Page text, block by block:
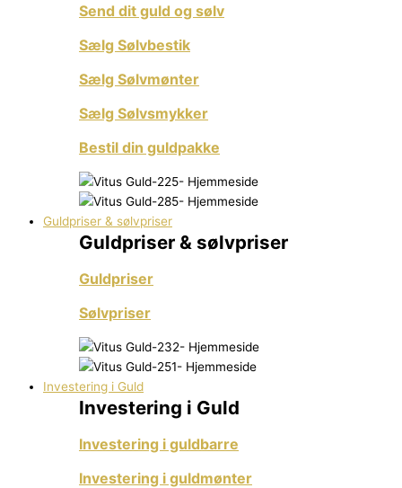
Send dit guld og sølv
Sælg Sølvbestik
Sælg Sølvmønter
Sælg Sølvsmykker
Bestil din guldpakke
Guldpriser & sølvpriser
Guldpriser & sølvpriser
Guldpriser
Sølvpriser
Investering i Guld
Investering i Guld
Investering i guldbarre
Investering i guldmønter